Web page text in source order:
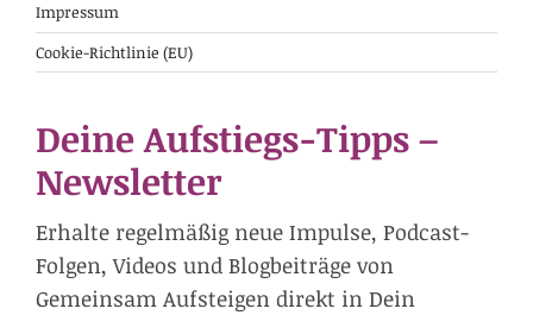
Impressum
Cookie-Richtlinie (EU)
Deine Aufstiegs-Tipps –
Newsletter
Erhalte regelmäßig neue Impulse, Podcast-
Folgen, Videos und Blogbeiträge von
Gemeinsam Aufsteigen direkt in Dein